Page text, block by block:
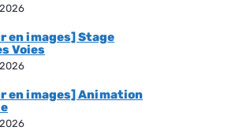
en images] Stage
Voies
en images] Animation